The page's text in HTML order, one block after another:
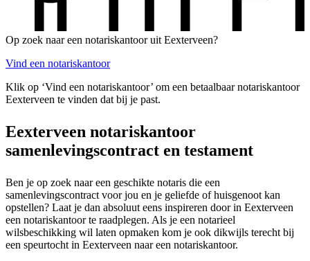
Op zoek naar een notariskantoor uit Eexterveen?
Vind een notariskantoor
Klik op ‘Vind een notariskantoor’ om een betaalbaar notariskantoor
Eexterveen te vinden dat bij je past.
Eexterveen notariskantoor
samenlevingscontract en testament
Ben je op zoek naar een geschikte notaris die een
samenlevingscontract voor jou en je geliefde of huisgenoot kan
opstellen? Laat je dan absoluut eens inspireren door in Eexterveen
een notariskantoor te raadplegen. Als je een notarieel
wilsbeschikking wil laten opmaken kom je ook dikwijls terecht bij
een speurtocht in Eexterveen naar een notariskantoor.